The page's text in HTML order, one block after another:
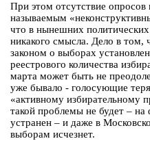
При этом отсутствие опросов
называемым
что в нынешних
никакого смысла. Дело в том,
законом о выборах
реестрового количества
марта может быть не
уже бывало - голосующие
«активному избирательному
такой проблемы не будет – на
устранен – и даже в
выборам исчезнет.